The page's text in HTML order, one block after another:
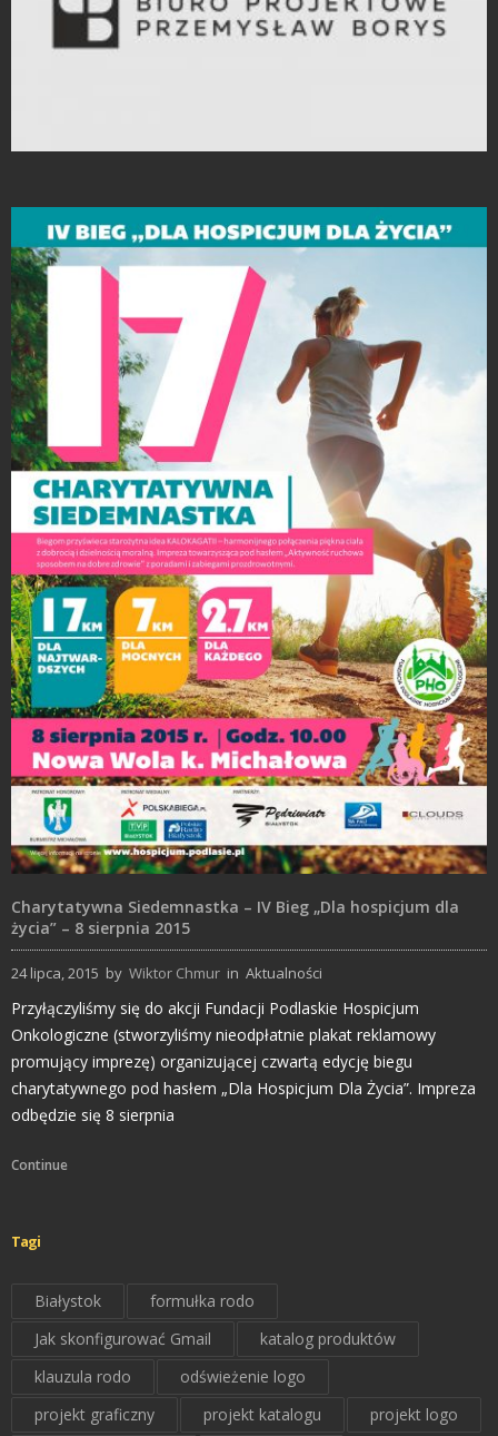
Charytatywna Siedemnastka – IV Bieg „Dla hospicjum dla
życia” – 8 sierpnia 2015
24 lipca, 2015 by Wiktor Chmur in Aktualności
Przyłączyliśmy się do akcji Fundacji Podlaskie Hospicjum
Onkologiczne (stworzyliśmy nieodpłatnie plakat reklamowy
promujący imprezę) organizującej czwartą edycję biegu
charytatywnego pod hasłem „Dla Hospicjum Dla Życia”. Impreza
odbędzie się 8 sierpnia
Continue
Tagi
Białystok
formułka rodo
Jak skonfigurować Gmail
katalog produktów
klauzula rodo
odświeżenie logo
projekt graficzny
projekt katalogu projekt logo